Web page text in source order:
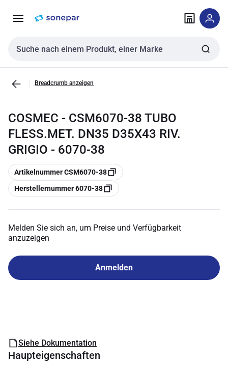
NavigationInhalt
Sucheingabe
Breadcrumb anzeigen
COSMEC - CSM6070-38 TUBO
FLESS.MET. DN35 D35X43 RIV.
GRIGIO - 6070-38
Kopieren
Artikelnummer CSM6070-38
Kopieren
Herstellernummer 6070-38
Melden Sie sich an, um Preise und Verfügbarkeit
anzuzeigen
Anmelden
Siehe Dokumentation
Haupteigenschaften